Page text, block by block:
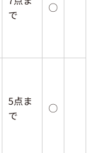
で
○
5点ま
で
○